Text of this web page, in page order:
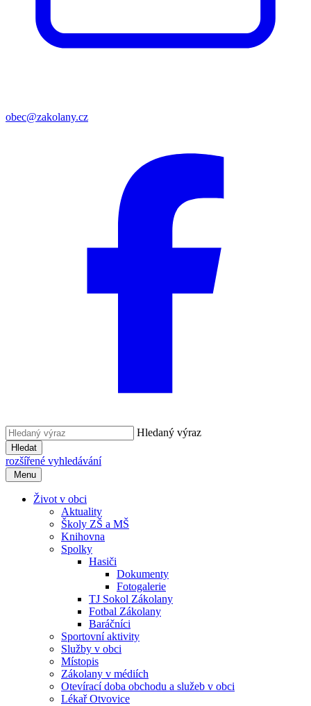
obec@zakolany.cz
Hledaný výraz
Hledat
rozšířené vyhledávání
Menu
Život v obci
Aktuality
Školy ZŠ a MŠ
Knihovna
Spolky
Hasiči
Dokumenty
Fotogalerie
TJ Sokol Zákolany
Fotbal Zákolany
Baráčníci
Sportovní aktivity
Služby v obci
Místopis
Zákolany v médiích
Otevírací doba obchodu a služeb v obci
Lékař Otvovice